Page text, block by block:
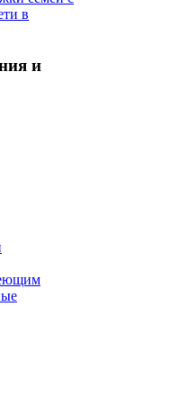
в
и